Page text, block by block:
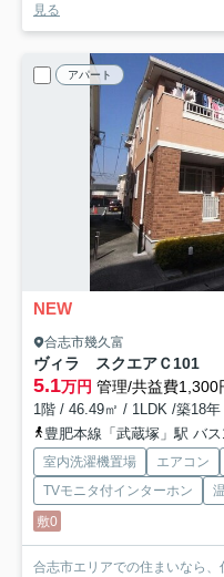
見る
アパート
NEW
合志市幾久富
ヴィラ スクエアＣ101
5.1万円 管理/共益費1,300
1階 / 46.49㎡ / 1LDK /築18年
豊肥本線「武蔵塚」駅 バ
室内洗濯機置場 エアコン
TVモニタ付インターホン
敷0
合志市エリアでの住まいなら